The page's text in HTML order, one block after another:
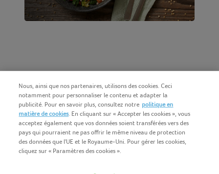
Nous, ainsi que nos partenaires, utilisons des cookies. Ceci
notamment pour personnaliser le contenu et adapter la
publicité. Pour en savoir plus, consultez notre politique en
matière de cookies. En cliquant sur « Accepter les cookies », vous
acceptez également que vos données soient transférées vers des
pays qui pourraient ne pas offrir le même niveau de protection
des données que l'UE et le Royaume-Uni. Pour gérer les cookies,
cliquez sur « Paramètres des cookies ».